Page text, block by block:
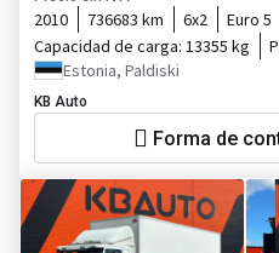
2010 736683 km 6x2 Euro 5
Capacidad de carga: 13355 kg
Estonia, Paldiski
KB Auto
Forma de